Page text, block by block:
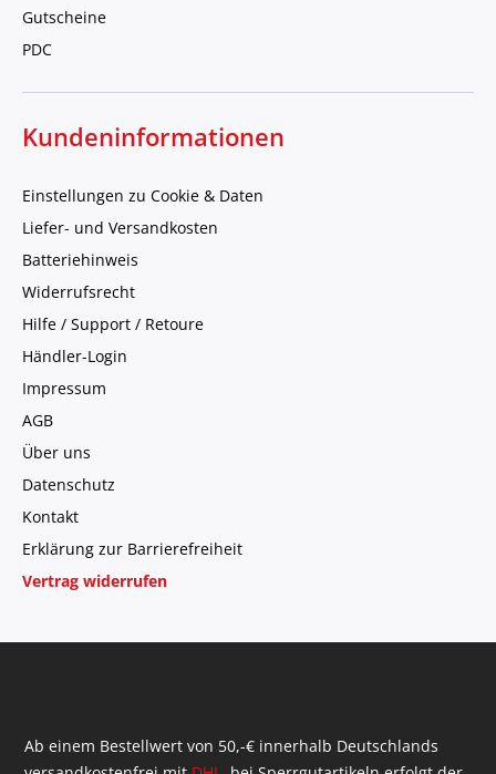
Gutscheine
PDC
Kundeninformationen
Einstellungen zu Cookie & Daten
Liefer- und Versandkosten
Batteriehinweis
Widerrufsrecht
Hilfe / Support / Retoure
Händler-Login
Impressum
AGB
Über uns
Datenschutz
Kontakt
Erklärung zur Barrierefreiheit
Vertrag widerrufen
Ab einem Bestellwert von 50,-€ innerhalb Deutschlands